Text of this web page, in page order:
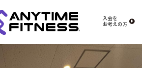
入会を
お考えの方